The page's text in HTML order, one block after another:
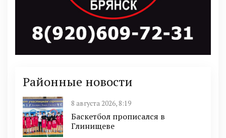
Районные новости
8 августа 2026, 8:19
Баскетбол прописался в
Глинищеве